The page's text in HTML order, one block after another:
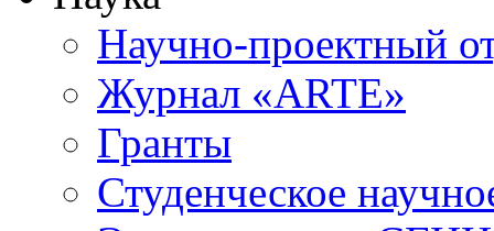
Научно-проектный
Журнал «ARTE»
Гранты
Студенческое